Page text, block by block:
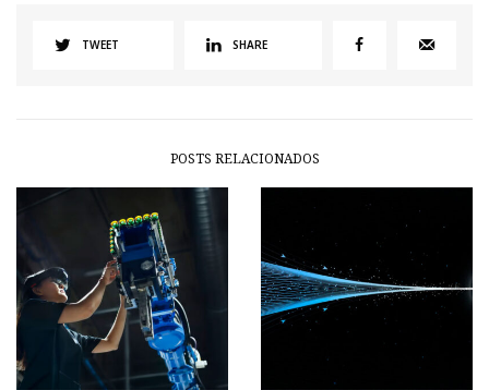
TWEET SHARE
POSTS RELACIONADOS